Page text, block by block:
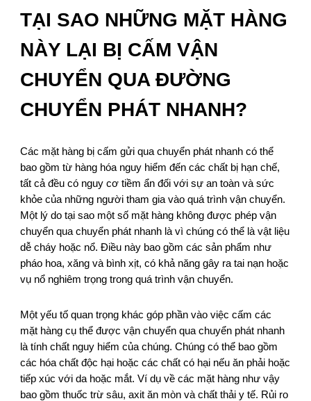
TẠI SAO NHỮNG MẶT HÀNG
NÀY LẠI BỊ CẤM VẬN
CHUYỂN QUA ĐƯỜNG
CHUYỂN PHÁT NHANH?
Các mặt hàng bị cấm gửi qua chuyển phát nhanh có thể
bao gồm từ hàng hóa nguy hiểm đến các chất bị hạn chế,
tất cả đều có nguy cơ tiềm ẩn đối với sự an toàn và sức
khỏe của những người tham gia vào quá trình vận chuyển.
Một lý do tại sao một số mặt hàng không được phép vận
chuyển qua chuyển phát nhanh là vì chúng có thể là vật liệu
dễ cháy hoặc nổ. Điều này bao gồm các sản phẩm như
pháo hoa, xăng và bình xịt, có khả năng gây ra tai nạn hoặc
vụ nổ nghiêm trọng trong quá trình vận chuyển.
Một yếu tố quan trọng khác góp phần vào việc cấm các
mặt hàng cụ thể được vận chuyển qua chuyển phát nhanh
là tính chất nguy hiểm của chúng. Chúng có thể bao gồm
các hóa chất độc hại hoặc các chất có hại nếu ăn phải hoặc
tiếp xúc với da hoặc mắt. Ví dụ về các mặt hàng như vậy
bao gồm thuốc trừ sâu, axit ăn mòn và chất thải y tế. Rủi ro